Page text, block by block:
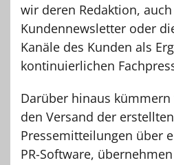
wir deren Redaktion,
Kundennewsletter oder
Kanäle des Kunden als
kontinuierlichen
Darüber hinaus
den Versand der erstellten
Pressemitteilungen über
PR-Software,